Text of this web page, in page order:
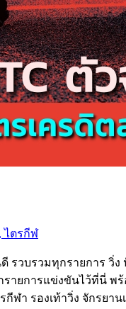
รวบรวมทุกรายการ วิ่ง
ายการแข่งขันไว้ที่นี่ พร้
กีฬา รองเท้าวิ่ง จักรยา